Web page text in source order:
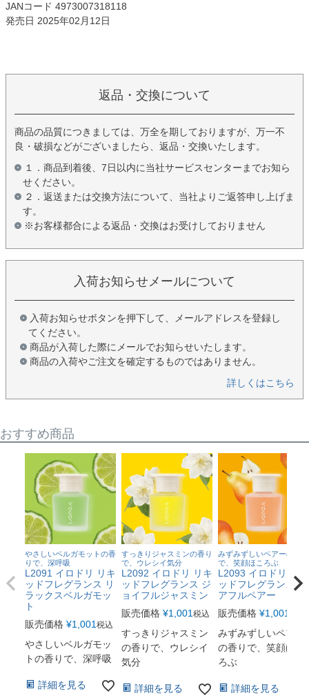
JANコード 4973007318118
発売日 2025年02月12日
返品・交換について
商品の品質につきましては、万全を期しておりますが、万一不
良・破損などがございましたら、返品・交換いたします。
１．商品到着後、7日以内に当社サービスセンターまでお知ら
せください。
２．返送または交換方法について、当社よりご返答申し上げま
す。
※お客様都合による返品・交換はお受けしておりません
入荷お知らせメールについて
入荷お知らせボタンを押下して、メールアドレスを登録し
てください。
商品が入荷した際にメールでお知らせいたします。
商品の入荷やご注文を確定するものではありません。
詳しくはこちら
おすすめ商品
やさしいベルガモットの香
りで、深呼吸
L2091 イロドリ リキ
ッドフレグランス リ
ラックスベルガモッ
ト
販売価格 ¥1,001税込
やさしいベルガモッ
トの香りで、深呼吸
詳細を見る
すっきりジャスミンの香り
で、ウレシイ気分
L2092 イロドリ リキ
ッドフレグランス ジ
ョイフルジャスミン
販売価格 ¥1,001税込
すっきりジャスミン
の香りで、ウレシイ
気分
詳細を見る
みずみずしいペアーの香り
で、笑顔ほころぶ
L2093 イロドリ リキ
ッドフレグランス チ
アフルペアー
販売価格 ¥1,001
みずみずしいペアー
の香りで、笑顔ほこ
ろぶ
詳細を見る